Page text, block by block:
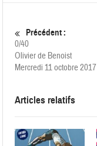
Précédent :
0/40
Olivier de Benoist
Mercredi 11 octobre 2017
Articles relatifs